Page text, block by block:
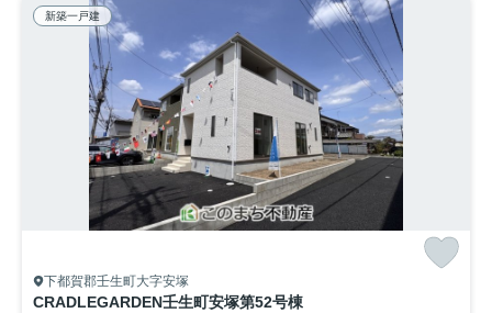
新築一戸建
下都賀郡壬生町大字安塚
CRADLEGARDEN壬生町安塚第52号棟